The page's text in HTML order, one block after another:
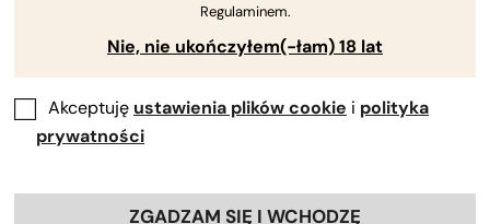
Regulaminem.
Nie, nie ukończyłem(-łam) 18 lat
Akceptuję ustawienia plików cookie i polityka
prywatności
ZGADZAM SIĘ I WCHODZĘ